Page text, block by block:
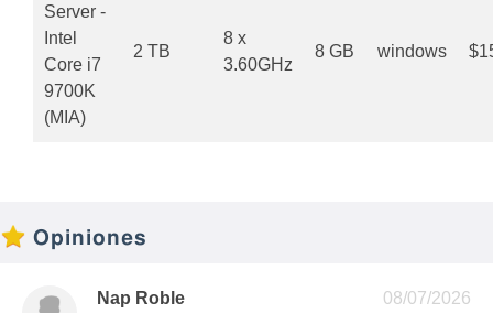
Server -
Intel
Core i7
9700K
(MIA)
2 TB
8 x
3.60GHz
8 GB windows
Opiniones
08/07/2026
Nap Roble